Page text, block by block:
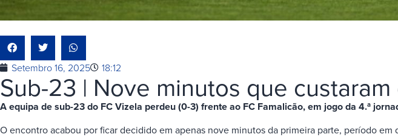
Setembro 16, 2025 18:12
Sub-23 | Nove minutos que
A equipa de sub-23 do FC Vizela perdeu (0-3) frente ao FC Famalicão, em jogo da 4.ª
O encontro acabou por ficar decidido em apenas nove minutos da primeira parte, período em